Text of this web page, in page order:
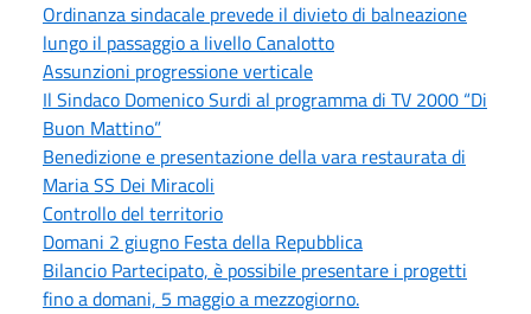
Ordinanza sindacale prevede il divieto di balneazione
lungo il passaggio a livello Canalotto
Assunzioni progressione verticale
Il Sindaco Domenico Surdi al programma di TV 2000 “Di
Buon Mattino”
Benedizione e presentazione della vara restaurata di
Maria SS Dei Miracoli
Controllo del territorio
Domani 2 giugno Festa della Repubblica
Bilancio Partecipato, è possibile presentare i progetti
fino a domani, 5 maggio a mezzogiorno.